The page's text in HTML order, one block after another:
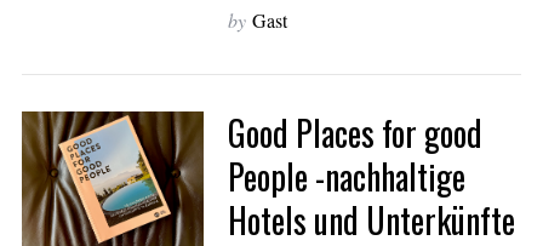
by Gast
Good Places for good
People -nachhaltige
Hotels und Unterkünfte